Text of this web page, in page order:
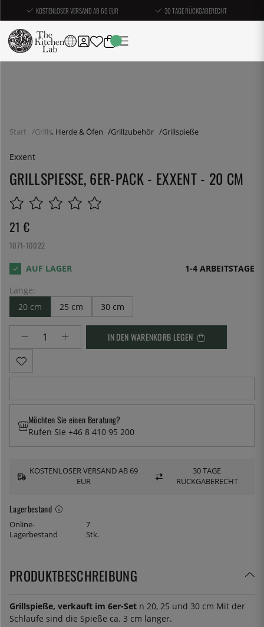
KOSTENLOSER VERSAND AB 69 EUR 30 TAGE RÜCKGABERECHT
Start Grills, Herde & Öfen Grillzubehör Grillspieße
Exxent
GRILLSPIESSE, 6ER-PACK - EXXENT - 20 CM
21 €
1071-10022
1-4 ARBEITSTAGE
Länge:
20 cm
25 cm 30 cm
IN DEN WARENKORB LEGEN
Lagerbestand
Online-
Lagerbestand
7
Stk.
Möchten Sie einen Beratung?
Rufen Sie +46 8 410 95 200
KOSTENLOSER VERSAND AB 69
EUR
30 TAGE
RÜCKGABERECHT
PRODUKTBESCHREIBUNG
Grillspieße, verkauft im 6er-Set n 20, 25 und 30 cm Mit der
Schlaufe sind die Spieße ca. 3 cm länger.